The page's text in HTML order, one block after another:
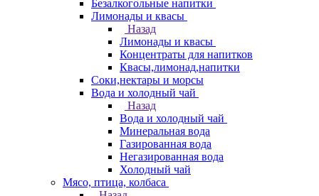
Безалкогольные напитки
Лимонады и квасы
Назад
Лимонады и квасы
Концентраты для напитков
Квасы,лимонад,напитки
Соки,нектары и морсы
Вода и холодный чай
Назад
Вода и холодный чай
Минеральная вода
Газированная вода
Негазированная вода
Холодный чай
Мясо, птица, колбаса